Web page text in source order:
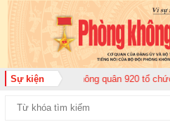
Sự kiện
đoàn Không quân 920 tổ chức Lễ